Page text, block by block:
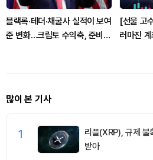
블랙록·테더·채굴사 실적이 보여
준 변화…크립토 수익축, 준비금
[선물 고
러마진
많이 본 기사
1
리플(XRP), 규제 불
받아